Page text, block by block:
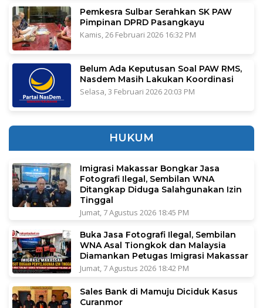
Pemkesra Sulbar Serahkan SK PAW
Pimpinan DPRD Pasangkayu
Kamis, 26 Februari 2026 16:32 PM
Belum Ada Keputusan Soal PAW RMS,
Nasdem Masih Lakukan Koordinasi
Selasa, 3 Februari 2026 20:03 PM
HUKUM
Imigrasi Makassar Bongkar Jasa
Fotografi Ilegal, Sembilan WNA
Ditangkap Diduga Salahgunakan Izin
Tinggal
Jumat, 7 Agustus 2026 18:45 PM
Buka Jasa Fotografi Ilegal, Sembilan
WNA Asal Tiongkok dan Malaysia
Diamankan Petugas Imigrasi Makassar
Jumat, 7 Agustus 2026 18:42 PM
Sales Bank di Mamuju Diciduk Kasus
Curanmor